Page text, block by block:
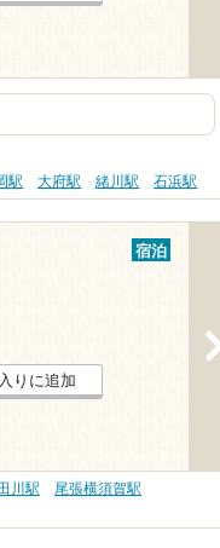
駅 大府駅 緒川駅 石浜駅
宿泊
りに追加
川駅
尾張横須賀駅